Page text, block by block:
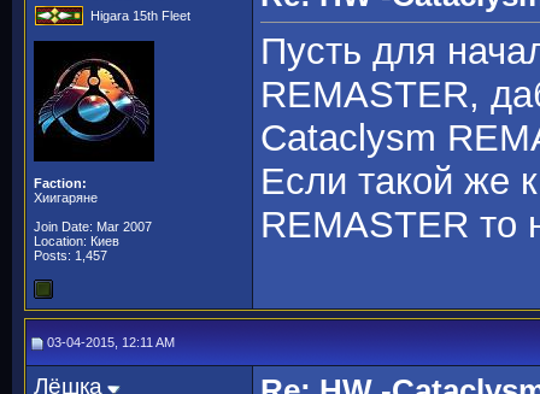
Higara 15th Fleet
Faction:
Хиигаряне
Join Date: Mar 2007
Location: Киев
Posts: 1,457
Пусть для
REMASTER,
Cataclysm
Если такой же
REMASTER то
03-04-2015, 12:11 AM
Лёшка